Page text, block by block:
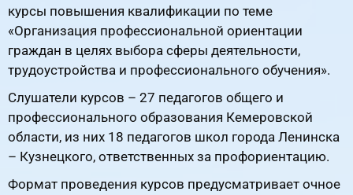
курсы повышения квалификации по теме
«Организация профессиональной ориентации
граждан в целях выбора сферы деятельности,
трудоустройства и профессионального обучения».
Слушатели курсов – 27 педагогов общего и
профессионального образования Кемеровской
области, из них 18 педагогов школ города Ленинска
– Кузнецкого, ответственных за профориентацию.
Формат проведения курсов предусматривает очное